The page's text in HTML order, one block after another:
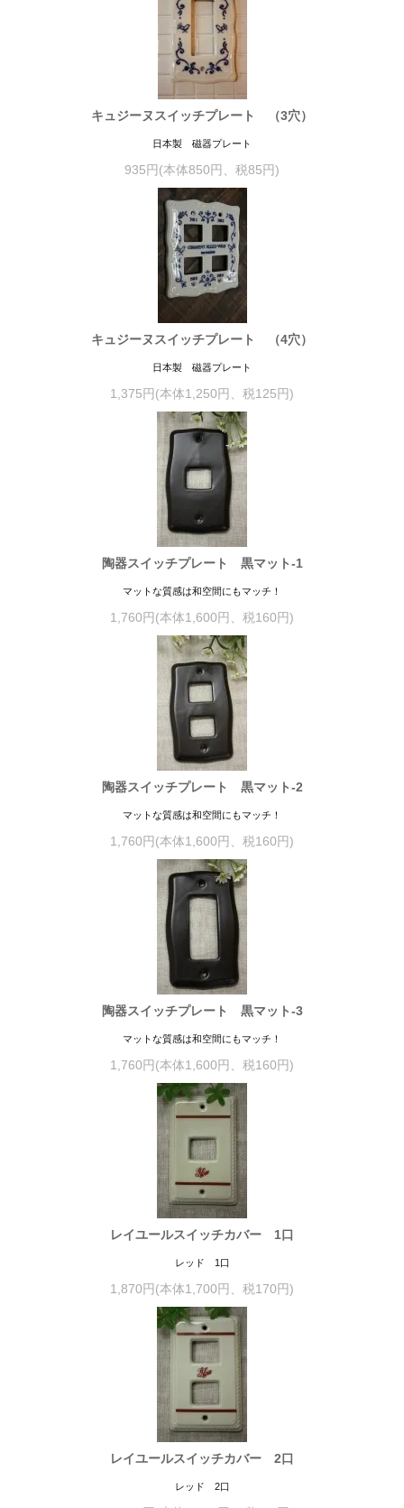
キュジーヌスイッチプレート （3穴）
日本製 磁器プレート
935円(本体850円、税85円)
キュジーヌスイッチプレート （4穴）
日本製 磁器プレート
1,375円(本体1,250円、税125円)
陶器スイッチプレート 黒マット-1
マットな質感は和空間にもマッチ！
1,760円(本体1,600円、税160円)
陶器スイッチプレート 黒マット-2
マットな質感は和空間にもマッチ！
1,760円(本体1,600円、税160円)
陶器スイッチプレート 黒マット-3
マットな質感は和空間にもマッチ！
1,760円(本体1,600円、税160円)
レイユールスイッチカバー 1口
レッド 1口
1,870円(本体1,700円、税170円)
レイユールスイッチカバー 2口
レッド 2口